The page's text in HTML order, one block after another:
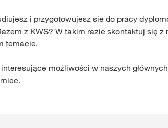
i przygotowujesz się do pracy
z KWS? W takim razie skontaktuj się
temacie.
możliwości w naszych